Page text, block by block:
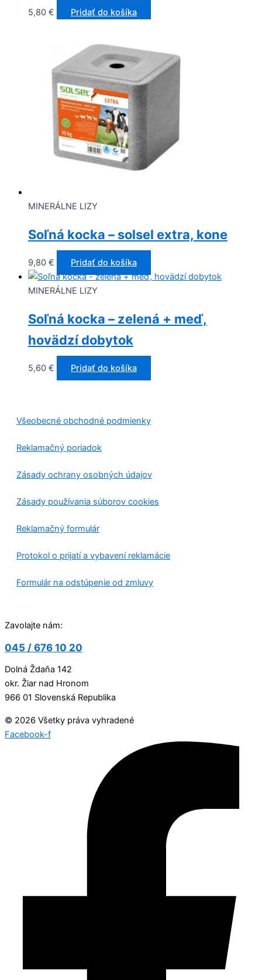
5,80 € Pridať do košíka
MINERÁLNE LIZY
Soľná kocka – solsel extra, kone
9,80 € Pridať do košíka
MINERÁLNE LIZY
Soľná kocka – zelená + meď,
hovädzí dobytok
5,60 € Pridať do košíka
Všeobecné obchodné podmienky
Reklamačný poriadok
Zásady ochrany osobných údajov
Zásady používania súborov cookies
Reklamačný formulár
Protokol o prijatí a vybavení reklamácie
Formulár na odstúpenie od zmluvy
Zavolajte nám:
045 / 676 10 20
Dolná Ždaňa 142
okr. Žiar nad Hronom
966 01 Slovenská Republika
© 2026 Všetky práva vyhradené
Facebook-f